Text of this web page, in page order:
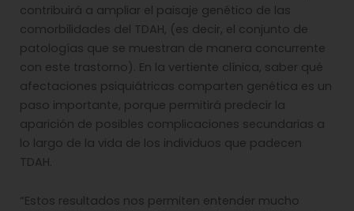
contribuirá a ampliar el paisaje genético de las
comorbilidades del TDAH, (es decir, el conjunto de
patologías que se muestran de manera concurrente
con este trastorno). En la vertiente clínica, saber qué
afectaciones psiquiátricas comparten genética es un
paso importante, porque permitirá predecir la
aparición de posibles complicaciones secundarias a
lo largo de la vida de los individuos que padecen
TDAH.
“Estos resultados nos permiten entender mucho